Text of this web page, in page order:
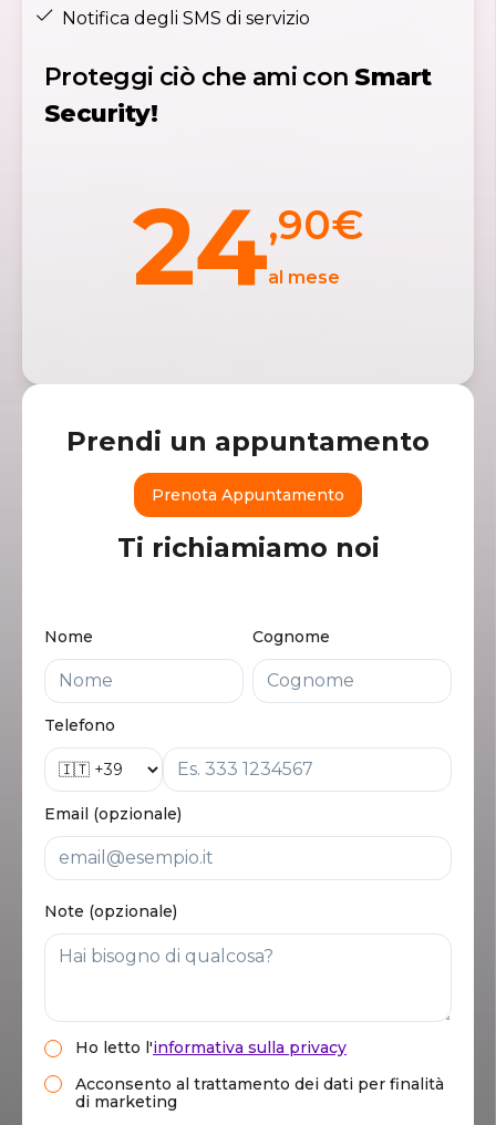
Notifica degli SMS di servizio
Proteggi ciò che ami con Smart
Security!
24,90€
al mese
Prendi un appuntamento
Prenota Appuntamento
Ti richiamiamo noi
Nome Cognome
Telefono
Email (opzionale)
Note (opzionale)
Ho letto l'informativa sulla privacy
Acconsento al trattamento dei dati per finalità
di marketing